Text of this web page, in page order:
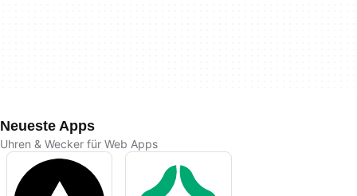
Neueste Apps
Uhren & Wecker für Web Apps